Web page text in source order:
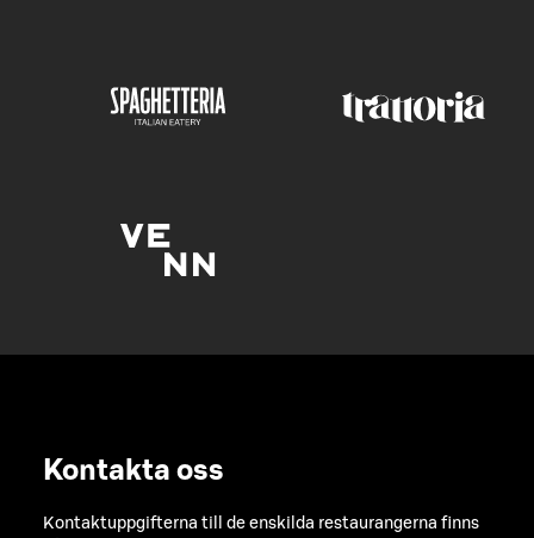
Kontakta oss
Kontaktuppgifterna till de enskilda restaurangerna finns